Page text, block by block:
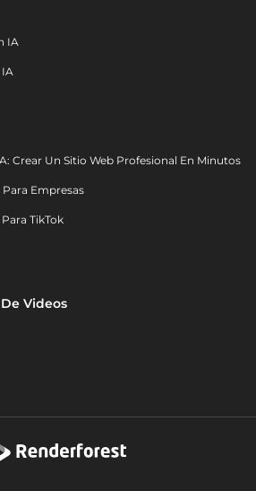
IA
Crear Un Sitio Web Profesional En Minutos
Empresas
TikTok
Videos